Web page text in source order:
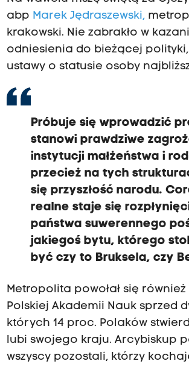
abp Marek Jędraszewski,
krakowski. Nie zabrakło w
odniesienia do bieżącej
ustawy o statusie osoby
Próbuje się wprowadzić
stanowi prawdziwe
instytucji małżeństwa i
przecież na tych
się przyszłość narodu.
realne staje się
państwa suwerennego
jakiegoś bytu, którego
być czy to Bruksela, czy
Metropolita powołał się
Polskiej Akademii Nauk sprzed
których 14 proc. Polaków
lubi swojego kraju. Arcybiskup
wszyscy pozostali, którzy